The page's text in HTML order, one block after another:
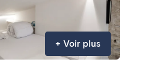
+ Voir plus